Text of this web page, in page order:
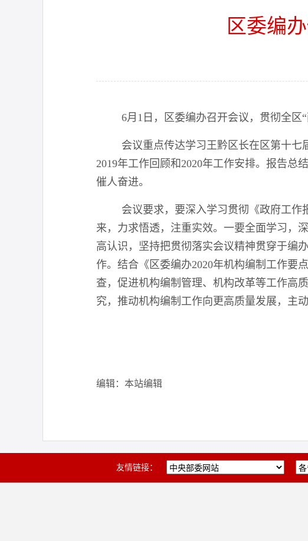
区委编
6月1日，区委编办召开会议，贯彻全区
会议重点传达学习王黔区长在区第十七
2019年工作回顾和2020年工作安排。报告总
催人奋进。
会议要求，要深入学习贯彻《政府工
来，力求悟透，注重实效。一要全面学习，
高认识，坚持把贯彻落实会议精神贯穿于编
作。结合《区委编办2020年机构编制工作要
查，促进机构编制管理、机构改革等工作高
究，推动机构编制工作向更高质量发展，主
编辑：本站编辑
友情链接：